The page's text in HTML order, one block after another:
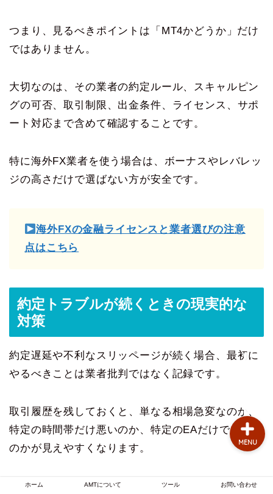
つまり、見るべきポイントは「MT4かどうか」だけ
ではありません。
大切なのは、その業者の約定ルール、スキャルピン
グの可否、取引制限、出金条件、ライセンス、サポ
ート対応まで含めて確認することです。
特に海外FX業者を使う場合は、ボーナスやレバレッ
ジの高さだけで選ばない方が安全です。
海外FXの金融ライセンスと業者選びの注意
点はこちら
約定トラブルが続くときの現実的な
対策
約定遅延や不利なスリッページが続く場合、最初に
やるべきことは業者批判ではなく記録です。
取引履歴を残しておくと、単なる相場急変なのか、
特定の時間帯だけ悪いのか、特定のEAだけで起きる
のかが見えやすくなります。
ホーム AMTについて ツール お問い合わせ
MENU
お問い合わせ
自動売買のお悩み
MT4のお悩み
FX業者